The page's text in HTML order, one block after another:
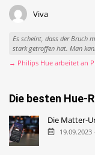
Viva
Es scheint, dass der Bruch
stark getroffen hat. Man
→ Philips Hue arbeitet an
Die besten Hue-
Die Matter-
19.09.2023